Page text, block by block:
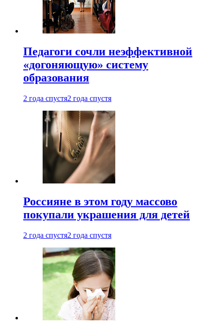
Педагоги сочли неэффективной
«догоняющую» систему
образования
2 года спустя2 года спустя
Россияне в этом году массово
покупали украшения для детей
2 года спустя2 года спустя